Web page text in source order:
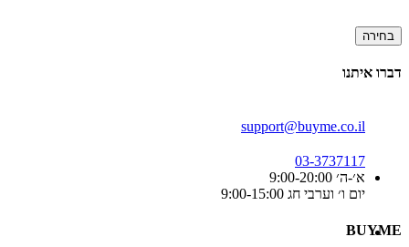
בחירה
דברו איתנו
support@buyme.co.il
03-3737117
א׳-ה׳ 9:00-20:00
יום ו׳ וערבי חג 9:00-15:00
BUYME